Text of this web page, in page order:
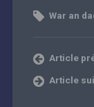
War an
Article
Article